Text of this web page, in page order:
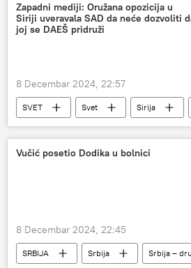
Zapadni mediji: Oružana opozicija u
Siriji uveravala SAD da neće dozvoliti
joj se DAEŠ pridruži
8 Decembar 2024, 22:57
SVET Svet Sirija
SAD
Vučić posetio Dodika u bolnici
8 Decembar 2024, 22:45
SRBIJA Srbija
Srbija –